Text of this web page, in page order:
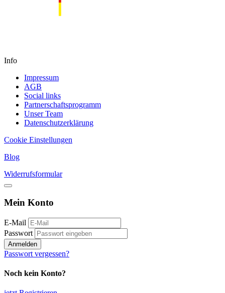
Info
Impressum
AGB
Social links
Partnerschaftsprogramm
Unser Team
Datenschutzerklärung
Cookie Einstellungen
Blog
Widerrufsformular
Mein Konto
E-Mail
Passwort
Anmelden
Passwort vergessen?
Noch kein Konto?